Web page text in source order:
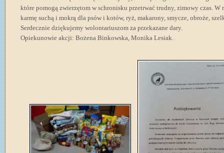
które pomogą zwierzętom w schronisku przetrwać trudny, zimowy czas.
karmę suchą i mokrą dla psów i kotów, ryż, makarony, smycze, obroże,
Serdecznie dziękujemy wolontariuszom za przekazane dary.
Opiekunowie akcji: Bożena Binkowska, Monika Lesiak.